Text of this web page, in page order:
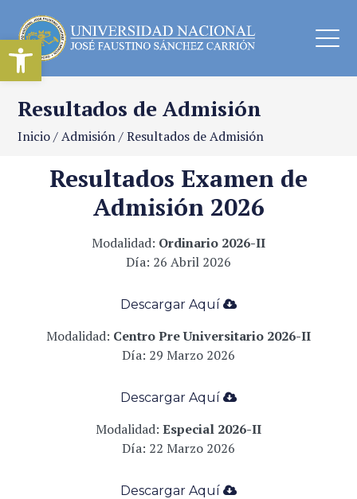
Resultados de Admisión
Inicio/Admisión/Resultados de Admisión
Resultados Examen de
Admisión 2026
Modalidad: Ordinario 2026-II
Día: 26 Abril 2026
Descargar Aquí
Modalidad: Centro Pre Universitario 2026-II
Día: 29 Marzo 2026
Descargar Aquí
Modalidad: Especial 2026-II
Día: 22 Marzo 2026
Descargar Aquí
Abrir barra de herramientas